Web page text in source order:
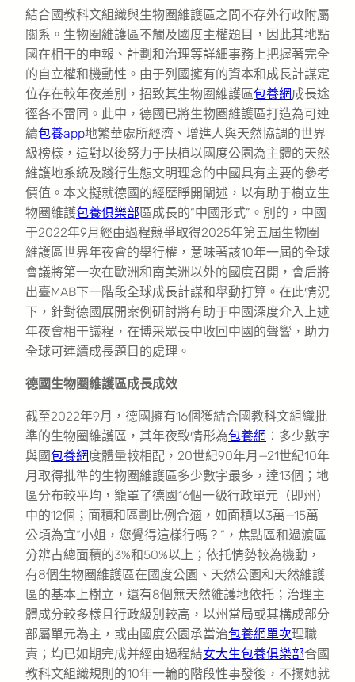
結合國教科文組織與生物圈維護區之間不存外行政附屬
關系。生物圈維護區不觸及國度主權題目，因此其地點
國在相干的申報、計劃和治理等詳細事務上把握著完全
的自立權和機動性。由于列國擁有的資本和成長計謀定
位存在較年夜差別，招致其生物圈維護區包養網成長途
徑各不雷同。此中，德國已將生物圈維護區打造為可連
續包養app地繁華處所經濟、增進人與天然協調的世界
級榜樣，這對以後努力于扶植以國度公園為主體的天然
維護地系統及踐行生態文明理念的中國具有主要的參考
價值。本文擬就德國的經歷睜開闡述，以有助于樹立生
物圈維護包養俱樂部區成長的“中國形式”。別的，中國
于2022年9月經由過程競爭取得2025年第五屆生物圈
維護區世界年夜會的舉行權，意味著該10年一屆的全球
會議將第一次在歐洲和南美洲以外的國度召開，會后將
出臺MAB下一階段全球成長計謀和舉動打算。在此情況
下，針對德國展開案例研討將有助于中國深度介入上述
年夜會相干議程，在博采眾長中收回中國的聲響，助力
全球可連續成長題目的處理。
德國生物圈維護區成長成效
截至2022年9月，德國擁有16個獲結合國教科文組織批
準的生物圈維護區，其年夜致情形為包養網 ：多少數字
與國包養網度體量較相配，20世紀90年月—21世紀10年
月取得批準的生物圈維護區多少數字最多，達13個；地
區分布較平均，籠罩了德國16個一級行政單元（即州）
中的12個；面積和區劃比例合適，如面積以3萬—15萬
公頃為宜“小姐，您覺得這樣行嗎？”，焦點區和過渡區
分辨占總面積的3%和50%以上；依托情勢較為機動，
有8個生物圈維護區在國度公園、天然公園和天然維護
區的基本上樹立，還有8個無天然維護地依托；治理主
體成分較多樣且行政級別較高，以州當局或其構成部分
部屬單元為主，或由國度公園承當治包養網單次理職
責；均已如期完成并經由過程結女大生包養俱樂部合國
教科文組織規則的10年一輪的階段性事發後，不攔她就